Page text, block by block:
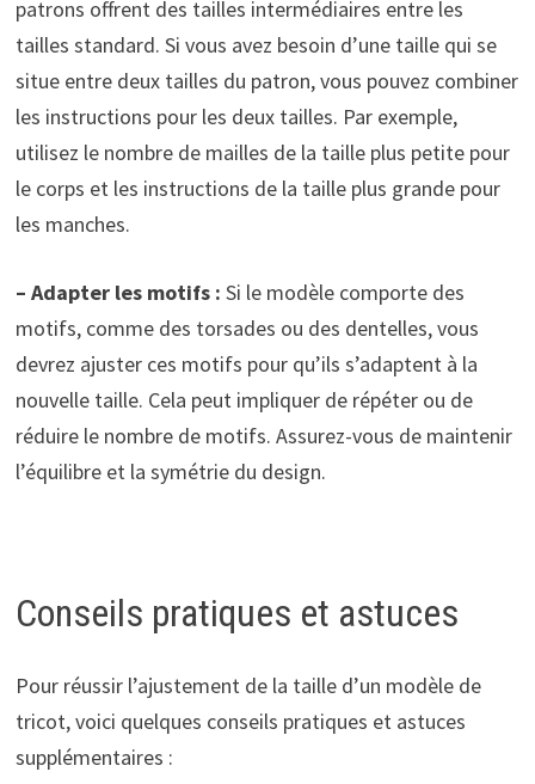
patrons offrent des tailles intermédiaires entre les
tailles standard. Si vous avez besoin d’une taille qui se
situe entre deux tailles du patron, vous pouvez combiner
les instructions pour les deux tailles. Par exemple,
utilisez le nombre de mailles de la taille plus petite pour
le corps et les instructions de la taille plus grande pour
les manches.
– Adapter les motifs : Si le modèle comporte des
motifs, comme des torsades ou des dentelles, vous
devrez ajuster ces motifs pour qu’ils s’adaptent à la
nouvelle taille. Cela peut impliquer de répéter ou de
réduire le nombre de motifs. Assurez-vous de maintenir
l’équilibre et la symétrie du design.
Conseils pratiques et astuces
Pour réussir l’ajustement de la taille d’un modèle de
tricot, voici quelques conseils pratiques et astuces
supplémentaires :